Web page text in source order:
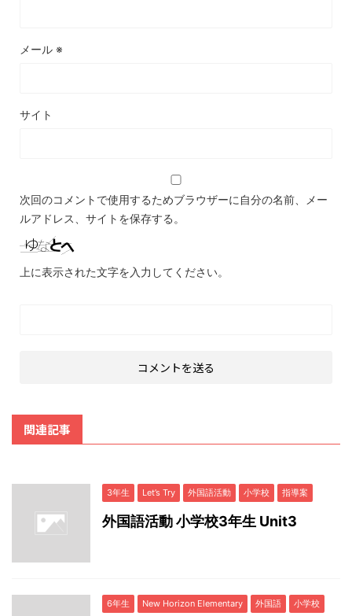
メール ※
サイト
次回のコメントで使用するためブラウザーに自分の名前、メー
ルアドレス、サイトを保存する。
上に表示された文字を入力してください。
関連記事
3年生 Let’s Try 外国語活動 小学校 指導案
外国語活動 小学校3年生 Unit3
6年生 New Horizon Elementary 外国語 小学校